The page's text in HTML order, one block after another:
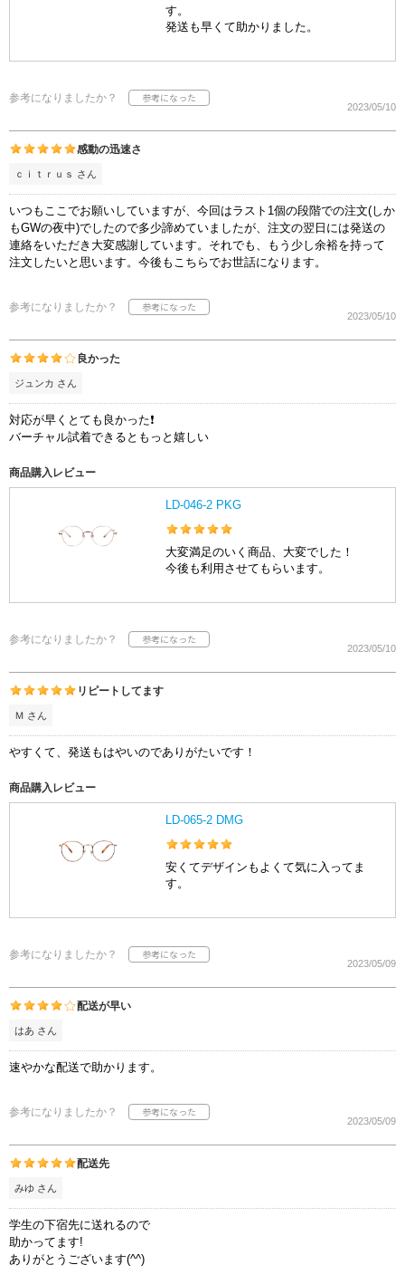
す。
発送も早くて助かりました。
参考になりましたか？
2023/05/10
感動の迅速さ
ｃｉｔｒｕｓ さん
いつもここでお願いしていますが、今回はラスト1個の段階での注文(しか
もGWの夜中)でしたので多少諦めていましたが、注文の翌日には発送の
連絡をいただき大変感謝しています。それでも、もう少し余裕を持って
注文したいと思います。今後もこちらでお世話になります。
参考になりましたか？
2023/05/10
良かった
ジュンカ さん
対応が早くとても良かった❗
バーチャル試着できるともっと嬉しい
商品購入レビュー
LD-046-2 PKG
大変満足のいく商品、大変でした！
今後も利用させてもらいます。
参考になりましたか？
2023/05/10
リピートしてます
Ｍ さん
やすくて、発送もはやいのでありがたいです！
商品購入レビュー
LD-065-2 DMG
安くてデザインもよくて気に入ってま
す。
参考になりましたか？
2023/05/09
配送が早い
はあ さん
速やかな配送で助かります。
参考になりましたか？
2023/05/09
配送先
みゆ さん
学生の下宿先に送れるので
助かってます!
ありがとうございます(^^)